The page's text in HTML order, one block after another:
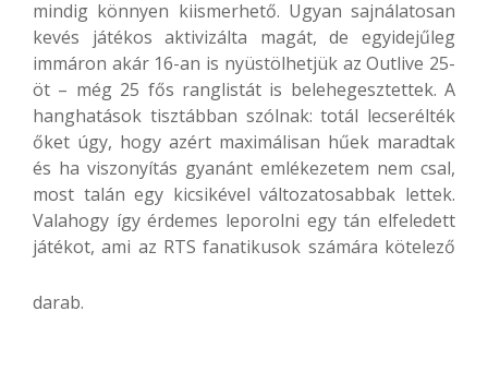
mindig könnyen kiismerhető. Ugyan sajnálatosan
kevés játékos aktivizálta magát, de egyidejűleg
immáron akár 16-an is nyüstölhetjük az Outlive 25-
öt – még 25 fős ranglistát is belehegesztettek. A
hanghatások tisztábban szólnak: totál lecserélték
őket úgy, hogy azért maximálisan hűek maradtak
és ha viszonyítás gyanánt emlékezetem nem csal,
most talán egy kicsikével változatosabbak lettek.
Valahogy így érdemes leporolni egy tán elfeledett
játékot, ami az RTS fanatikusok számára kötelező
darab.